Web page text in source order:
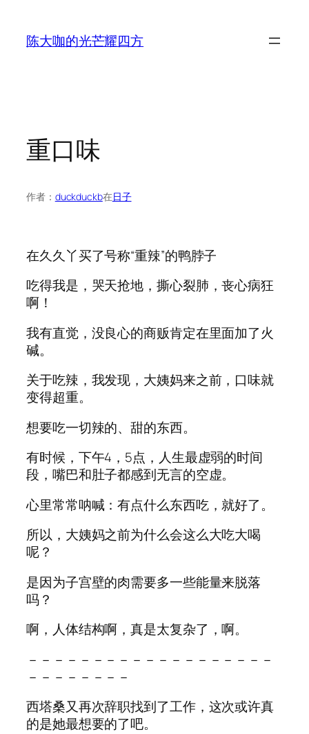
陈大咖的光芒耀四方
重口味
作者： duckduckb在日子
在久久丫买了号称“重辣”的鸭脖子
吃得我是，哭天抢地，撕心裂肺，丧心病狂
啊！
我有直觉，没良心的商贩肯定在里面加了火
碱。
关于吃辣，我发现，大姨妈来之前，口味就
变得超重。
想要吃一切辣的、甜的东西。
有时候，下午4，5点，人生最虚弱的时间
段，嘴巴和肚子都感到无言的空虚。
心里常常呐喊：有点什么东西吃，就好了。
所以，大姨妈之前为什么会这么大吃大喝
呢？
是因为子宫壁的肉需要多一些能量来脱落
吗？
啊，人体结构啊，真是太复杂了，啊。
－－－－－－－－－－－－－－－－－－－
－－－－－－－－
西塔桑又再次辞职找到了工作，这次或许真
的是她最想要的了吧。